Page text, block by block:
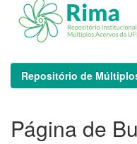
Repositório de
Página de